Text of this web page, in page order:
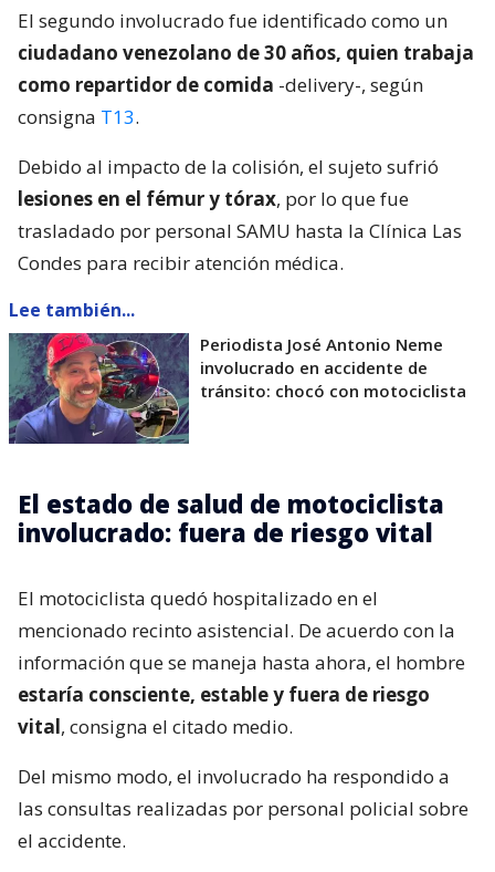
El segundo involucrado fue identificado como un
ciudadano venezolano de 30 años, quien trabaja
como repartidor de comida -delivery-, según
consigna T13.
Debido al impacto de la colisión, el sujeto sufrió
lesiones en el fémur y tórax, por lo que fue
trasladado por personal SAMU hasta la Clínica Las
Condes para recibir atención médica.
Lee también...
Periodista José Antonio Neme
involucrado en accidente de
tránsito: chocó con motociclista
El estado de salud de motociclista
involucrado: fuera de riesgo vital
El motociclista quedó hospitalizado en el
mencionado recinto asistencial. De acuerdo con la
información que se maneja hasta ahora, el hombre
estaría consciente, estable y fuera de riesgo
vital, consigna el citado medio.
Del mismo modo, el involucrado ha respondido a
las consultas realizadas por personal policial sobre
el accidente.